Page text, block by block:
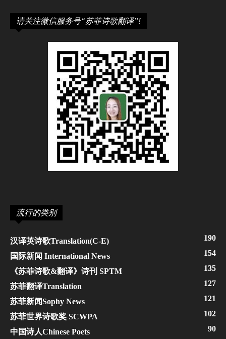
请关注微信服务号“苏菲诗歌翻译”!
流行的类别
汉译英诗歌Translation(C-E) 190
国际新闻 International News 154
《苏菲诗歌&翻译》诗刊 SPTM 135
苏菲翻译Translation 127
苏菲新闻Sophy News 121
苏菲世界诗歌奖 SCWPA 102
中国诗人Chinese Poets 90